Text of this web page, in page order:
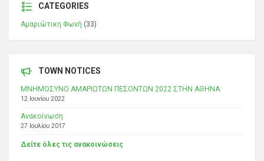
CATEGORIES
Αμαριώτικη Φωνή (33)
TOWN NOTICES
ΜΝΗΜΟΣΥΝΟ ΑΜΑΡΙΩΤΩΝ ΠΕΣΟΝΤΩΝ 2022 ΣΤΗΝ ΑΘΗΝΑ
12 Ιουνίου 2022
Ανακοίνωση
27 Ιουλίου 2017
Δείτε όλες τις ανακοινώσεις